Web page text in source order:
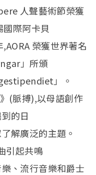
人聲藝術節榮獲
際阿卡貝
榮獲世界著名
」所頒
」。
(脈搏),以母語創作
的日
解廣泛的主題。
引起共鳴
、流行音樂和爵士